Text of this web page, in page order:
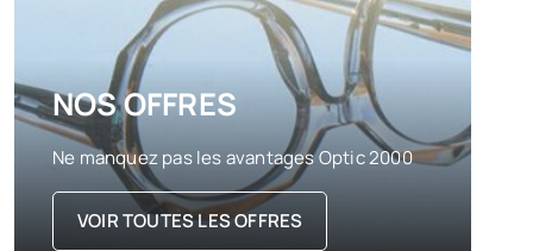
NOS OFFRES
Ne manquez pas les avantages Optic 2000
VOIR TOUTES LES OFFRES